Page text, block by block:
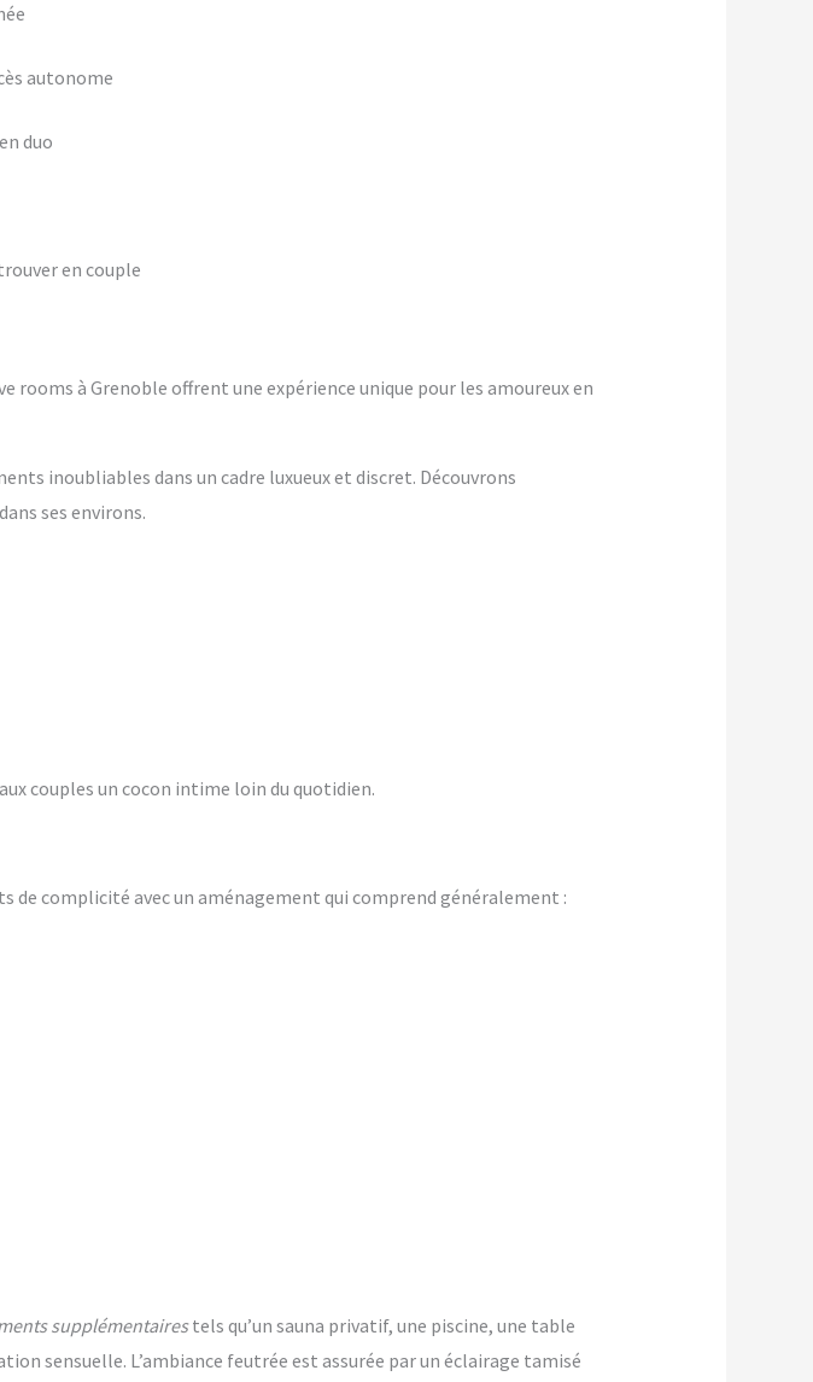
autonome
duo
en couple
rooms à Grenoble offrent une expérience unique pour les amoureux en
inoubliables dans un cadre luxueux et discret. Découvrons
ses environs.
couples un cocon intime loin du quotidien.
de complicité avec un aménagement qui comprend généralement :
supplémentairestels qu’un sauna privatif, une piscine, une table
sensuelle. L’ambiance feutrée est assurée par un éclairage tamisé